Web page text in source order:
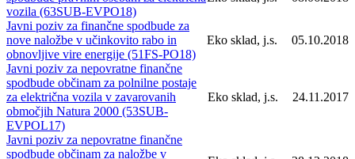
vozila (63SUB-EVPO18)
Javni poziv za finančne spodbude za
nove naložbe v učinkovito rabo in
obnovljive vire energije (51FS-PO18)
Eko sklad, j.s. 05.10.2018
Javni poziv za nepovratne finančne
spodbude občinam za polnilne postaje
za električna vozila v zavarovanih
območjih Natura 2000 (53SUB-
EVPOL17)
Eko sklad, j.s. 24.11.2017
Javni poziv za nepovratne finančne
spodbude občinam za naložbe v